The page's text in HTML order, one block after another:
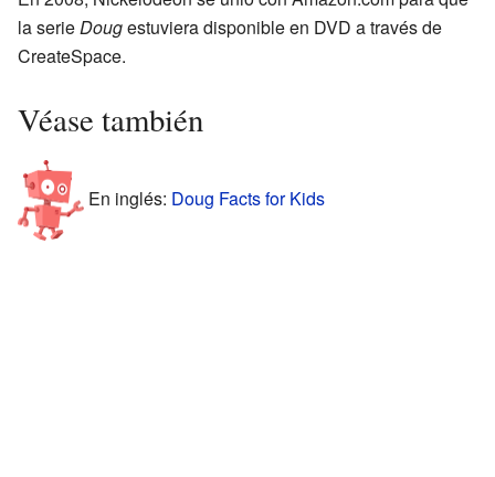
la serieDougestuviera disponible en DVD a través de
CreateSpace.
Véase también
En inglés: Doug Facts for Kids